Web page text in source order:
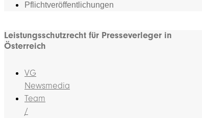
Pflichtveröffentlichungen
Leistungsschutzrecht für Presseverleger in
Österreich
VG
Newsmedia
Team
/